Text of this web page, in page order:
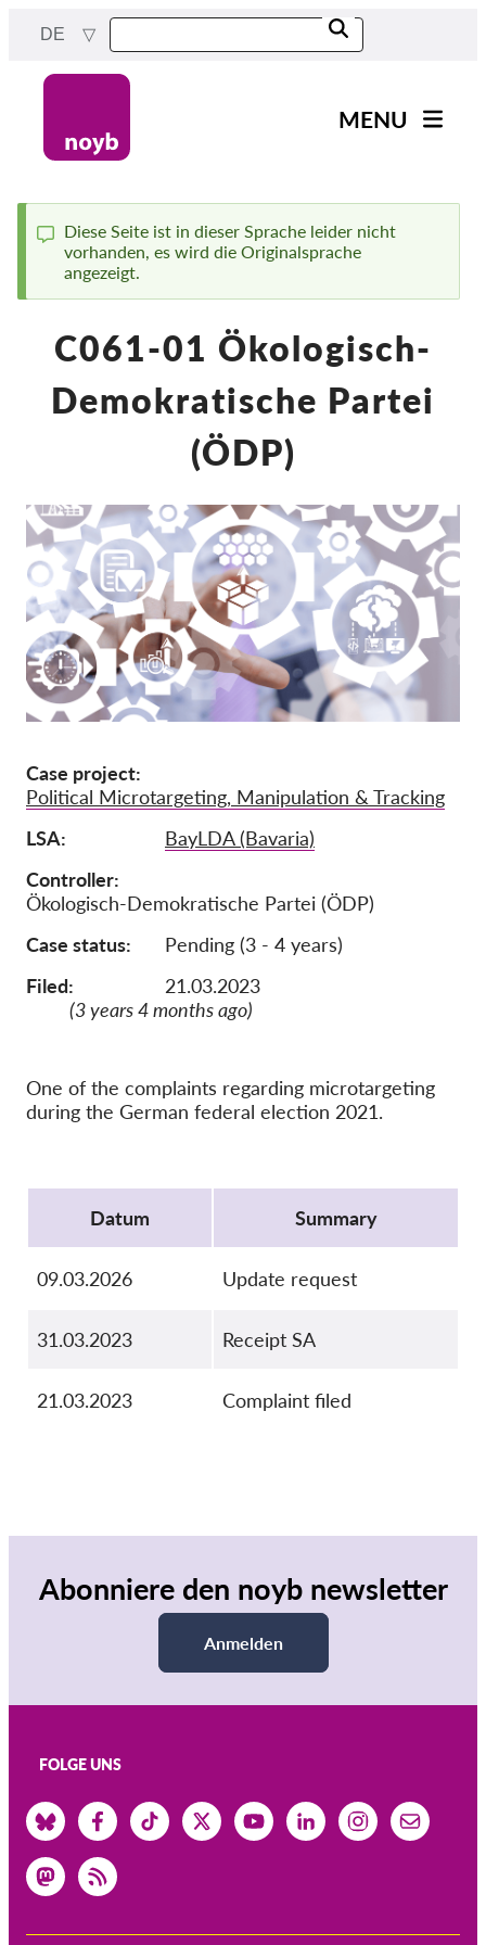
content
DE
navigation
MENU
Fälle nach Projekten
Fälle nach Behörden
Fälle nach Unternehmen
Exercise your rights!
Mitgliedschaft
Spenden
Sponsoring
Spendenabsetzbarkeit
Member Login
Team
Jahresberichte
Jobs
Verbandsklagen
OnionShare
Medien
GDPRhub
Status
message
Diese Seite ist in dieser Sprache leider nicht
vorhanden, es wird die Originalsprache
angezeigt.
C061-01 Ökologisch-
Demokratische Partei
(ÖDP)
Case project
Political Microtargeting, Manipulation & Tracking
LSA
BayLDA (Bavaria)
Controller
Ökologisch-Demokratische Partei (ÖDP)
Case status
Pending (3 - 4 years)
Filed:
21.03.2023
(3 years 4 months ago)
One of the complaints regarding microtargeting
during the German federal election 2021.
Datum
Summary
09.03.2026 Update request
31.03.2023 Receipt SA
21.03.2023 Complaint filed
Abonniere den noyb newsletter
Anmelden
FOLGE UNS